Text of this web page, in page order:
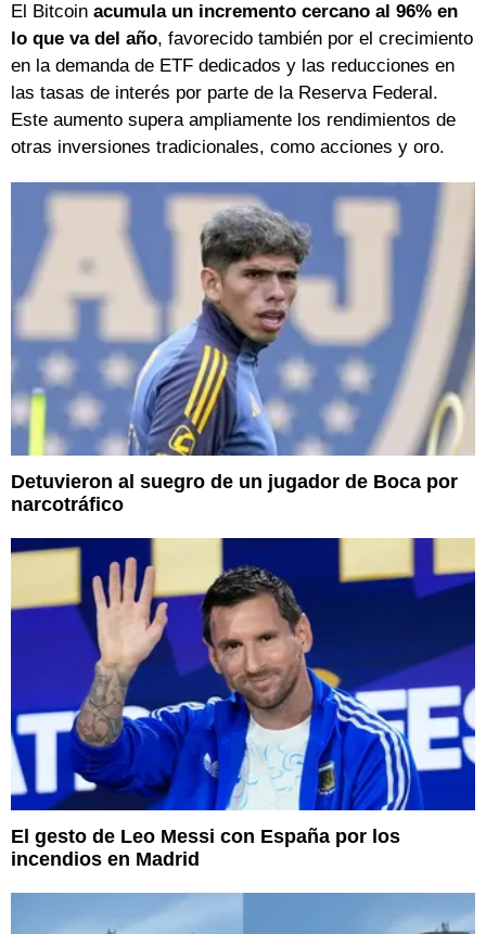
El Bitcoin acumula un incremento cercano al 96% en
lo que va del año, favorecido también por el crecimiento
en la demanda de ETF dedicados y las reducciones en
las tasas de interés por parte de la Reserva Federal.
Este aumento supera ampliamente los rendimientos de
otras inversiones tradicionales, como acciones y oro.
Detuvieron al suegro de un jugador de Boca por
narcotráfico
El gesto de Leo Messi con España por los
incendios en Madrid